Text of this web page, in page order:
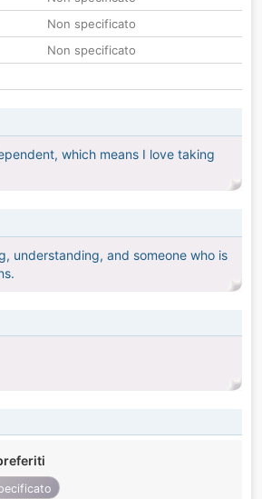
Non specificato
Non specificato
which means I love taking
understanding, and someone who is